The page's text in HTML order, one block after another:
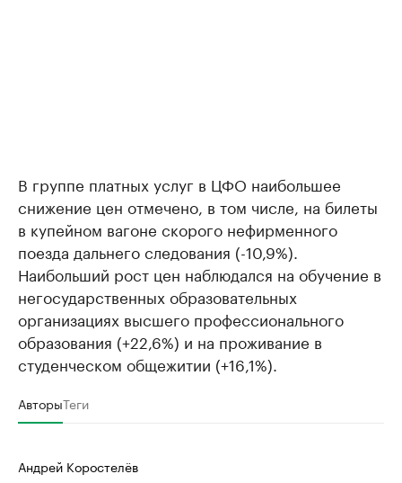
В группе платных услуг в ЦФО наибольшее
снижение цен отмечено, в том числе, на билеты
в купейном вагоне скорого нефирменного
поезда дальнего следования (-10,9%).
Наибольший рост цен наблюдался на обучение в
негосударственных образовательных
организациях высшего профессионального
образования (+22,6%) и на проживание в
студенческом общежитии (+16,1%).
АвторыТеги
Андрей Коростелёв